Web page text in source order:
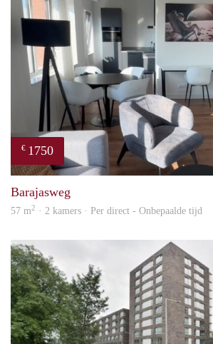
Large bathroom (Both Shower and a bath)
Walking Wardrobe
Lovely patio
€ 1750
Barajasweg
57 m2 · 2 kamers · Per direct - Onbepaalde tijd